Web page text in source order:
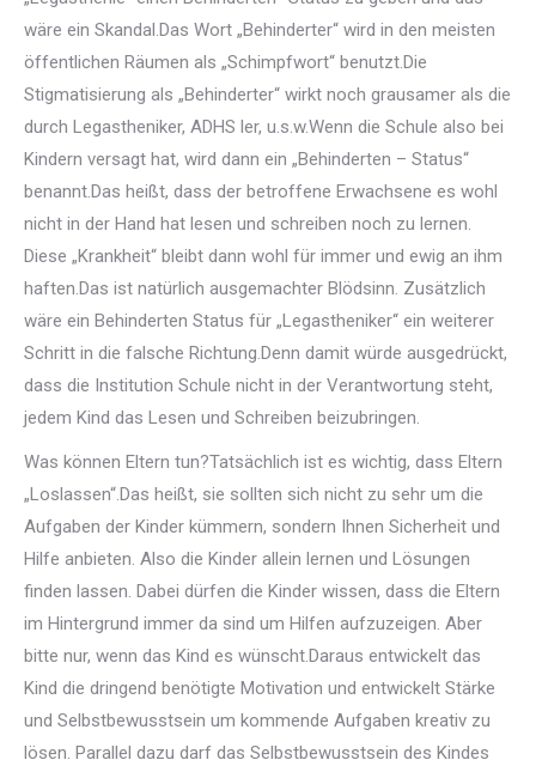
wäre ein Skandal.Das Wort „Behinderter“ wird in den meisten
öffentlichen Räumen als „Schimpfwort“ benutzt.Die
Stigmatisierung als „Behinderter“ wirkt noch grausamer als die
durch Legastheniker, ADHS ler, u.s.w.Wenn die Schule also bei
Kindern versagt hat, wird dann ein „Behinderten – Status“
benannt.Das heißt, dass der betroffene Erwachsene es wohl
nicht in der Hand hat lesen und schreiben noch zu lernen.
Diese „Krankheit“ bleibt dann wohl für immer und ewig an ihm
haften.Das ist natürlich ausgemachter Blödsinn. Zusätzlich
wäre ein Behinderten Status für „Legastheniker“ ein weiterer
Schritt in die falsche Richtung.Denn damit würde ausgedrückt,
dass die Institution Schule nicht in der Verantwortung steht,
jedem Kind das Lesen und Schreiben beizubringen.
Was können Eltern tun?Tatsächlich ist es wichtig, dass Eltern
„Loslassen“.Das heißt, sie sollten sich nicht zu sehr um die
Aufgaben der Kinder kümmern, sondern Ihnen Sicherheit und
Hilfe anbieten. Also die Kinder allein lernen und Lösungen
finden lassen. Dabei dürfen die Kinder wissen, dass die Eltern
im Hintergrund immer da sind um Hilfen aufzuzeigen. Aber
bitte nur, wenn das Kind es wünscht.Daraus entwickelt das
Kind die dringend benötigte Motivation und entwickelt Stärke
und Selbstbewusstsein um kommende Aufgaben kreativ zu
lösen. Parallel dazu darf das Selbstbewusstsein des Kindes